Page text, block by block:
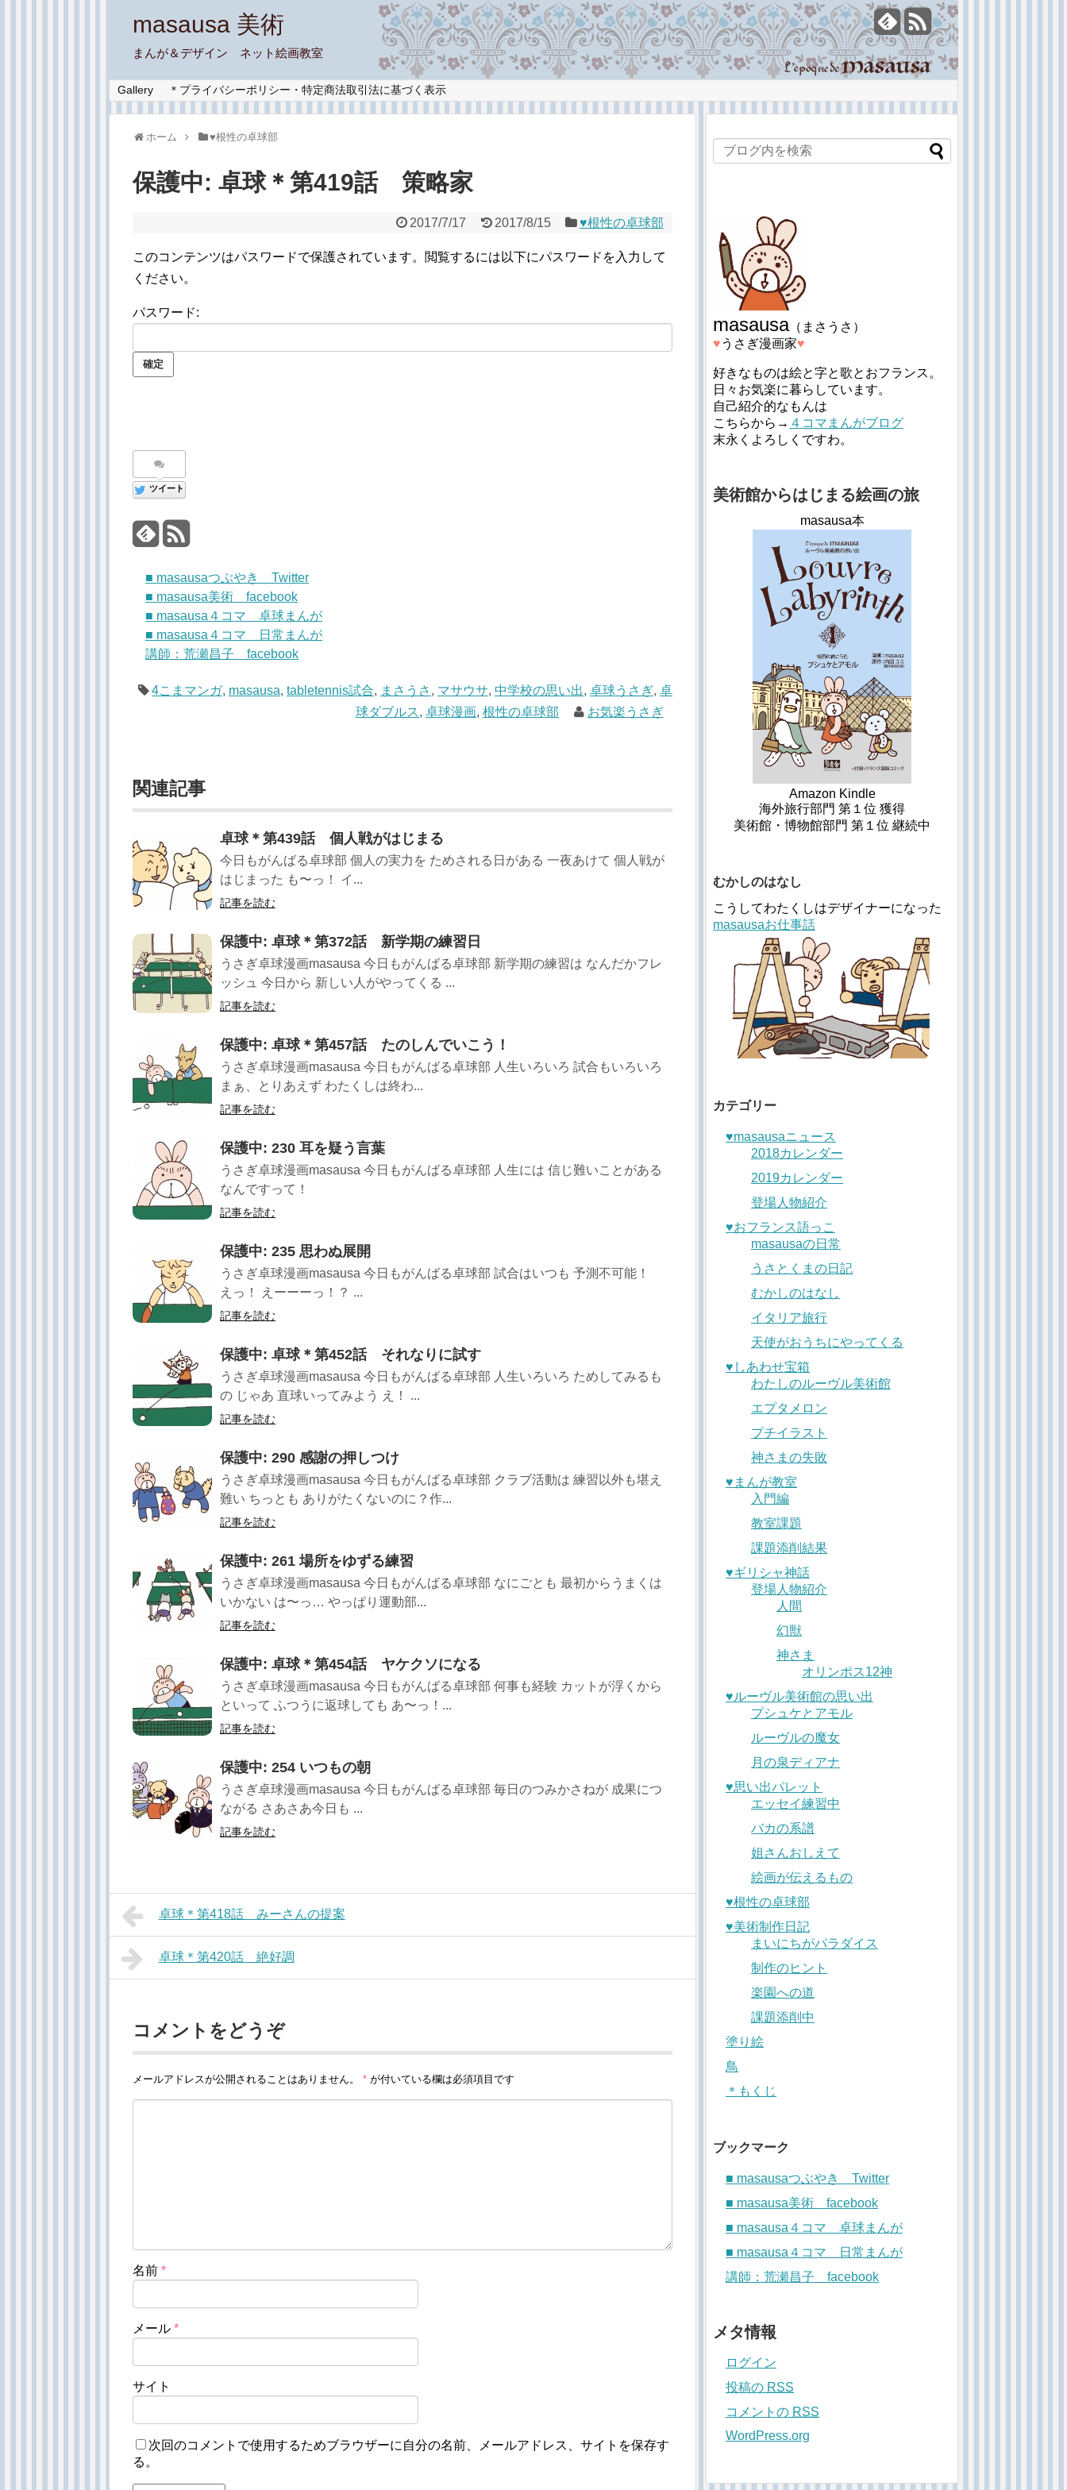
masausa 美術
まんが＆デザイン ネット絵画教室
Gallery ＊プライバシーポリシー・特定商法取引法に基づく表示
ホーム ♥︎根性の卓球部
保護中: 卓球＊第419話 策略家
2017/7/17 2017/8/15 ♥︎根性の卓球部
このコンテンツはパスワードで保護されています。閲覧するには以下にパスワードを入力して
ください。
パスワード:
ツイート
■ masausaつぶやき Twitter
■ masausa美術 facebook
■ masausa４コマ 卓球まんが
■ masausa４コマ 日常まんが
講師：荒瀬昌子 facebook
4こまマンガ, masausa, tabletennis試合, まさうさ , マサウサ, 中学校の思い出, 卓球うさぎ, 卓
球ダブルス,卓球漫画,根性の卓球部 お気楽うさぎ
関連記事
卓球＊第439話 個人戦がはじまる
今日もがんばる卓球部 個人の実力を ためされる日がある 一夜あけて 個人戦が
はじまった も〜っ！ イ...
記事を読む
保護中: 卓球＊第372話 新学期の練習日
うさぎ卓球漫画masausa 今日もがんばる卓球部 新学期の練習は なんだかフレ
ッシュ 今日から 新しい人がやってくる ...
記事を読む
保護中: 卓球＊第457話 たのしんでいこう！
うさぎ卓球漫画masausa 今日もがんばる卓球部 人生いろいろ 試合もいろいろ
まぁ、とりあえず わたくしは終わ...
記事を読む
保護中: 230 耳を疑う言葉
うさぎ卓球漫画masausa 今日もがんばる卓球部 人生には 信じ難いことがある
なんですって！
記事を読む
保護中: 235 思わぬ展開
うさぎ卓球漫画masausa 今日もがんばる卓球部 試合はいつも 予測不可能！
えっ！ えーーーっ！？ ...
記事を読む
保護中: 卓球＊第452話 それなりに試す
うさぎ卓球漫画masausa 今日もがんばる卓球部 人生いろいろ ためしてみるも
の じゃあ 直球いってみよう え！ ...
記事を読む
保護中: 290 感謝の押しつけ
うさぎ卓球漫画masausa 今日もがんばる卓球部 クラブ活動は 練習以外も堪え
難い ちっとも ありがたくないのに？作...
記事を読む
保護中: 261 場所をゆずる練習
うさぎ卓球漫画masausa 今日もがんばる卓球部 なにごとも 最初からうまくは
いかない は〜っ… やっぱり運動部...
記事を読む
保護中: 卓球＊第454話 ヤケクソになる
うさぎ卓球漫画masausa 今日もがんばる卓球部 何事も経験 カットが浮くから
といって ふつうに返球しても あ〜っ！...
記事を読む
保護中: 254 いつもの朝
うさぎ卓球漫画masausa 今日もがんばる卓球部 毎日のつみかさねが 成果につ
ながる さあさあ今日も ...
記事を読む
卓球＊第418話 みーさんの提案
卓球＊第420話 絶好調
コメントをどうぞ
メールアドレスが公開されることはありません。 * が付いている欄は必須項目です
名前 *
メール *
サイト
次回のコメントで使用するためブラウザーに自分の名前、メールアドレス、サイトを保存す
る。
masausa（まさうさ）
♥︎ うさぎ漫画家♥︎
好きなものは絵と字と歌とおフランス。
日々お気楽に暮らしています。
自己紹介的なもんは
こちらから→ ４コマまんがブログ
末永くよろしくですわ。
美術館からはじまる絵画の旅
masausa本
Amazon Kindle
海外旅行部門 第１位 獲得
美術館・博物館部門 第１位 継続中
むかしのはなし
こうしてわたくしはデザイナーになった
masausaお仕事話
カテゴリー
♥︎masausaニュース
2018カレンダー
2019カレンダー
登場人物紹介
♥︎おフランス語っこ
masausaの日常
うさとくまの日記
むかしのはなし
イタリア旅行
天使がおうちにやってくる
♥︎しあわせ宝箱
わたしのルーヴル美術館
エプタメロン
プチイラスト
神さまの失敗
♥︎まんが教室
入門編
教室課題
課題添削結果
♥︎ギリシャ神話
登場人物紹介
人間
幻獣
神さま
オリンポス12神
♥︎ルーヴル美術館の思い出
プシュケとアモル
ルーヴルの魔女
月の泉ディアナ
♥︎思い出パレット
エッセイ練習中
バカの系譜
姐さんおしえて
絵画が伝えるもの
♥︎根性の卓球部
♥︎美術制作日記
まいにちがパラダイス
制作のヒント
楽園への道
課題添削中
塗り絵
鳥
＊もくじ
ブックマーク
■ masausaつぶやき Twitter
■ masausa美術 facebook
■ masausa４コマ 卓球まんが
■ masausa４コマ 日常まんが
講師：荒瀬昌子 facebook
メタ情報
ログイン
投稿の RSS
コメントの RSS
WordPress.org